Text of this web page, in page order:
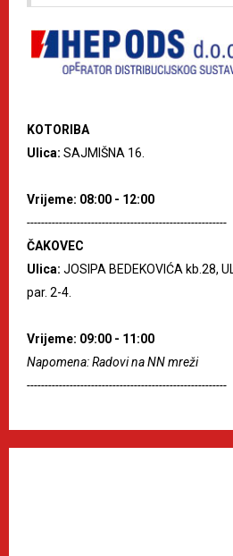
KOTORIBA
Ulica: SAJMIŠNA 16.
Vrijeme: 08:00 - 12:00
--------------------------------------------------------
ČAKOVEC
Ulica: JOSIPA BEDEKOVIĆA kb.28,
par. 2-4.
Vrijeme: 09:00 - 11:00
Napomena: Radovi na NN mreži
--------------------------------------------------------